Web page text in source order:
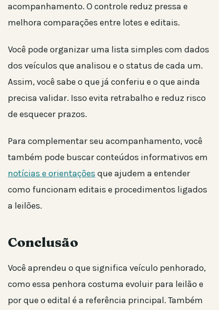
acompanhamento. O controle reduz pressa e
melhora comparações entre lotes e editais.
Você pode organizar uma lista simples com dados
dos veículos que analisou e o status de cada um.
Assim, você sabe o que já conferiu e o que ainda
precisa validar. Isso evita retrabalho e reduz risco
de esquecer prazos.
Para complementar seu acompanhamento, você
também pode buscar conteúdos informativos em
notícias e orientações que ajudem a entender
como funcionam editais e procedimentos ligados
a leilões.
Conclusão
Você aprendeu o que significa veículo penhorado,
como essa penhora costuma evoluir para leilão e
por que o edital é a referência principal. Também